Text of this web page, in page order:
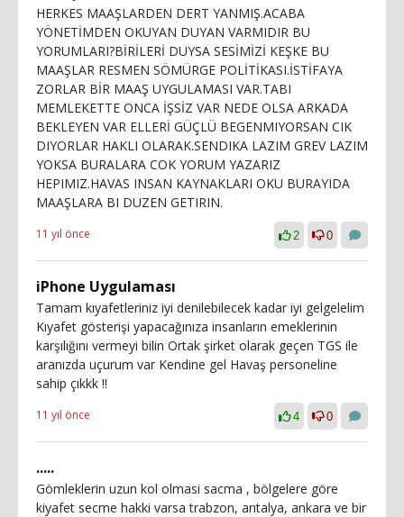
HERKES MAAŞLARDEN DERT YANMIŞ.ACABA
YÖNETİMDEN OKUYAN DUYAN VARMIDIR BU
YORUMLARI?BİRİLERİ DUYSA SESİMİZİ KEŞKE BU
MAAŞLAR RESMEN SÖMÜRGE POLİTİKASI.İSTİFAYA
ZORLAR BİR MAAŞ UYGULAMASI VAR.TABI
MEMLEKETTE ONCA İŞSİZ VAR NEDE OLSA ARKADA
BEKLEYEN VAR ELLERİ GÜÇLÜ BEGENMIYORSAN CIK
DIYORLAR HAKLI OLARAK.SENDIKA LAZIM GREV LAZIM
YOKSA BURALARA COK YORUM YAZARIZ
HEPIMIZ.HAVAS INSAN KAYNAKLARI OKU BURAYIDA
MAAŞLARA BI DUZEN GETIRIN.
11 yıl önce 2 0
iPhone Uygulaması
Tamam kıyafetleriniz iyi denilebilecek kadar iyi gelgelelim
Kıyafet gösterişi yapacağınıza insanların emeklerinin
karşılığını vermeyi bilin Ortak şirket olarak geçen TGS ile
aranızda uçurum var Kendine gel Havaş personeline
sahip çıkkk !!
11 yıl önce 4 0
.....
Gömleklerin uzun kol olmasi sacma , bölgelere göre
kiyafet secme hakki varsa trabzon, antalya, ankara ve bir